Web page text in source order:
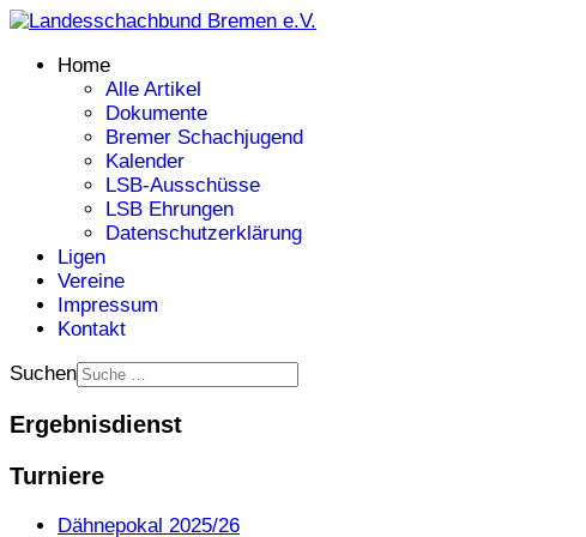
Home
Alle Artikel
Dokumente
Bremer Schachjugend
Kalender
LSB-Ausschüsse
LSB Ehrungen
Datenschutzerklärung
Ligen
Vereine
Impressum
Kontakt
Suchen
Ergebnisdienst
Turniere
Dähnepokal 2025/26